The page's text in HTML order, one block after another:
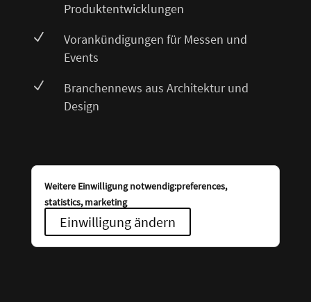
Produktentwicklungen
N
Vorankündigungen für Messen und
Events
N
Branchennews aus Architektur und
Design
Weitere Einwilligung notwendig:preferences,
statistics, marketing
Einwilligung ändern